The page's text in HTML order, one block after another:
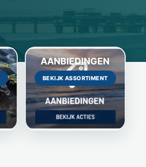
AANBIEDINGEN
BEKIJK ASSORTIMENT